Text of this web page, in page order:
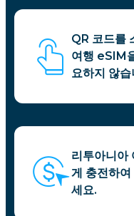
QR 코드를
여행 eSIM
요하지 않습
리투아니아
게 충전하
세요.